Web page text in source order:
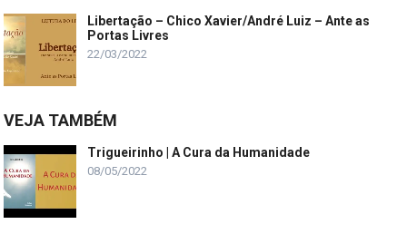
Libertação – Chico Xavier/André Luiz – Ante as
Portas Livres
22/03/2022
VEJA TAMBÉM
Trigueirinho | A Cura da Humanidade
08/05/2022